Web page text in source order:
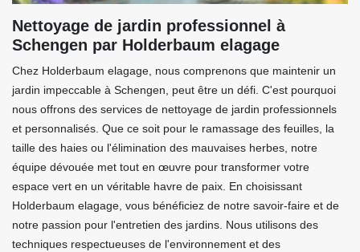
Nettoyage de jardin professionnel à
Schengen par Holderbaum elagage
Chez Holderbaum elagage, nous comprenons que maintenir un
jardin impeccable à Schengen, peut être un défi. C'est pourquoi
nous offrons des services de nettoyage de jardin professionnels
et personnalisés. Que ce soit pour le ramassage des feuilles, la
taille des haies ou l'élimination des mauvaises herbes, notre
équipe dévouée met tout en œuvre pour transformer votre
espace vert en un véritable havre de paix. En choisissant
Holderbaum elagage, vous bénéficiez de notre savoir-faire et de
notre passion pour l'entretien des jardins. Nous utilisons des
techniques respectueuses de l'environnement et des